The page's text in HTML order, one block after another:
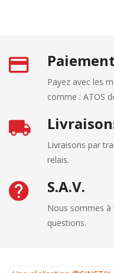
Payez avec les
comme : ATOS
Livraisons par
relais.
S.A.V.
Nous sommes à
questions.